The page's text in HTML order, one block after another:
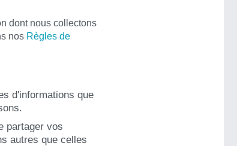
dont nous collectons
nos Règles de
d'informations que
partager vos
autres que celles